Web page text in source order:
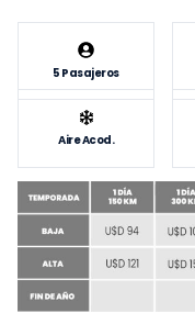
5 Pasajeros
Aire Acod.